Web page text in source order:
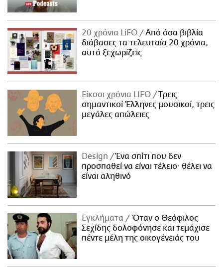
20 χρόνια LiFO
Από όσα βιβλία
διάβασες τα τελευταία 20 χρόνια,
αυτό ξεχωρίζεις
Είκοσι χρόνια LIFO
Tρεις
σημαντικοί Έλληνες μουσικοί, τρεις
μεγάλες απώλειες
Design
Ένα σπίτι που δεν
προσπαθεί να είναι τέλειο· θέλει να
είναι αληθινό
Εγκλήματα
Όταν ο Θεόφιλος
Σεχίδης δολοφόνησε και τεμάχισε
πέντε μέλη της οικογένειάς του